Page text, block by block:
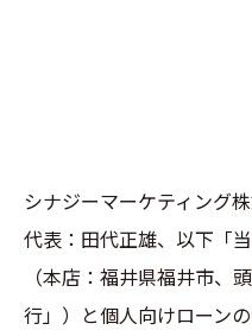
シナジーマーケティング
代表：田代正雄、以下「
（本店：福井県福井市、
行」）と個人向けローン